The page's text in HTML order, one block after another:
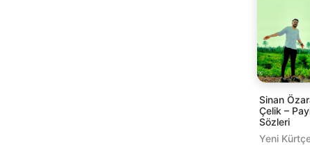
Sinan
Çelik –
Sözleri
Yeni